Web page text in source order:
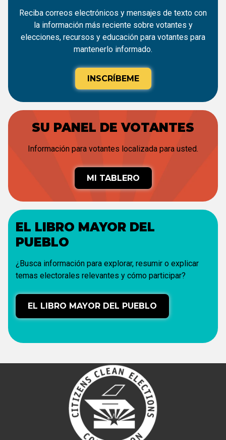
Reciba correos electrónicos y mensajes de texto con
la información más reciente sobre votantes y
elecciones, recursos y educación para votantes para
mantenerlo informado.
INSCRÍBEME
SU PANEL DE VOTANTES
Información para votantes localizada para usted.
MI TABLERO
EL LIBRO MAYOR DEL
PUEBLO
¿Busca información para explorar, resumir o explicar
temas electorales relevantes y cómo participar?
EL LIBRO MAYOR DEL PUEBLO